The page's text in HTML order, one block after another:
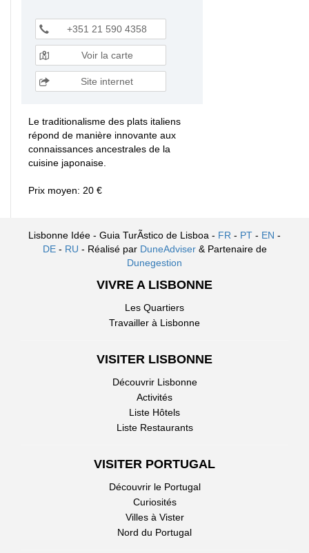
+351 21 590 4358
Voir la carte
Site internet
Le traditionalisme des plats italiens
répond de manière innovante aux
connaissances ancestrales de la
cuisine japonaise.
Prix moyen: 20 €
Lisbonne Idée - Guia TurÃ­stico de Lisboa - FR - PT - EN -
DE- RU - Réalisé par DuneAdviser & Partenaire de
Dunegestion
VIVRE A LISBONNE
Les Quartiers
Travailler à Lisbonne
VISITER LISBONNE
Découvrir Lisbonne
Activités
Liste Hôtels
Liste Restaurants
VISITER PORTUGAL
Découvrir le Portugal
Curiosités
Villes à Vister
Nord du Portugal